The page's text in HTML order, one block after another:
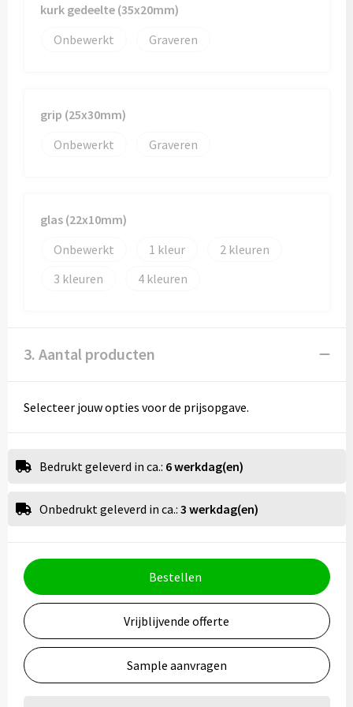
kurk gedeelte (35x20mm)
Onbewerkt
Graveren
grip (25x30mm)
Onbewerkt
Graveren
glas (22x10mm)
Onbewerkt
1
2
3
4
3. Aantal producten
Selecteer jouw opties voor de prijsopgave.
Bedrukt geleverd in ca.: 6 werkdag(en)
Onbedrukt geleverd in ca.: 3 werkdag(en)
Bestellen
Vrijblijvende offerte
Sample aanvragen